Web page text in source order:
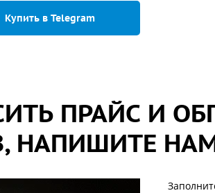
Купить в Telegram
ПРАЙС И
НАПИШИТЕ